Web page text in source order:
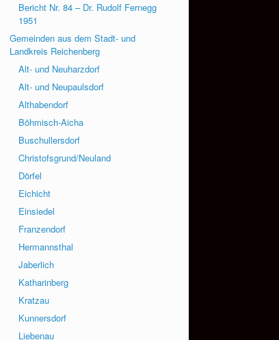
Bericht Nr. 84 – Dr. Rudolf Fernegg
1951
Gemeinden aus dem Stadt- und
Landkreis Reichenberg
Alt- und Neuharzdorf
Alt- und Neupaulsdorf
Althabendorf
Böhmisch-Aicha
Buschullersdorf
Christofsgrund/Neuland
Dörfel
Eichicht
Einsiedel
Franzendorf
Hermannsthal
Jaberlich
Katharinberg
Kratzau
Kunnersdorf
Liebenau